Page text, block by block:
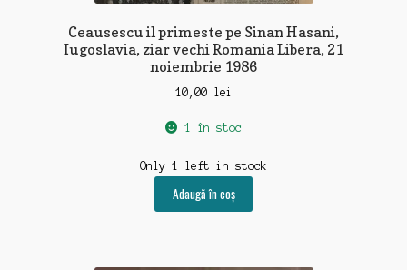
Ceausescu il primeste pe Sinan Hasani,
Iugoslavia, ziar vechi Romania Libera, 21
noiembrie 1986
10,00 lei
1 în stoc
Only 1 left in stock
Adaugă în coș